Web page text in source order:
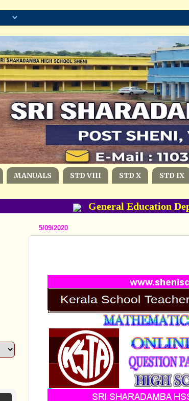
MANUALS STD VIII STD X STD IX
General Education
5/09/2020